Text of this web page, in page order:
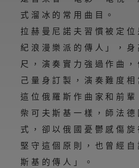
式溜冰的常用曲目。
拉赫曼尼諾夫習慣被定位
紀浪漫樂派的傳人」，身
尺，演奏實力強過作曲，
己量身訂製，演奏難度相
這位俄羅斯作曲家和前輩
柴可夫斯基一樣，師法德
式，卻以俄國憂鬱感傷旋
堅守這個原則，也曾經自
斯基的傳人」。